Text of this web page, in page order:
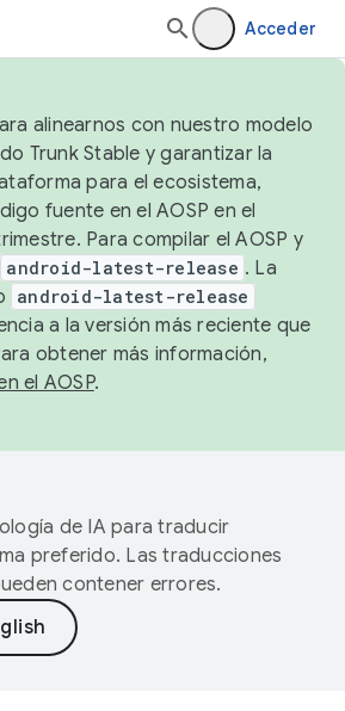
Acceder
alinearnos con nuestro modelo
Trunk Stable y garantizar la
para el ecosistema,
fuente en el AOSP en el
Para compilar el AOSP y
android-latest-release . La
android-latest-release
a la versión más reciente que
obtener más información,
el AOSP.
de IA para traducir
preferido. Las traducciones
contener errores.